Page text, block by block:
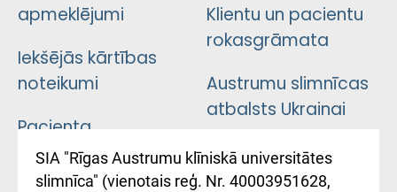
apmeklējumi
Iekšējās kārtības
noteikumi
Pacienta
atsauksmju/sūdzību
iesniegšanas
Klientu un pacientu
rokasgrāmata
Austrumu slimnīcas
atbalsts Ukrainai
Підтримка Східної
лікарні та співпраця з
SIA "Rīgas Austrumu klīniskā universitātes
slimnīca" (vienotais reģ. Nr. 40003951628,